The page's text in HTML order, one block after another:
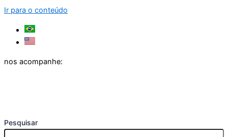
Ir para o conteúdo
nos acompanhe:
Pesquisar